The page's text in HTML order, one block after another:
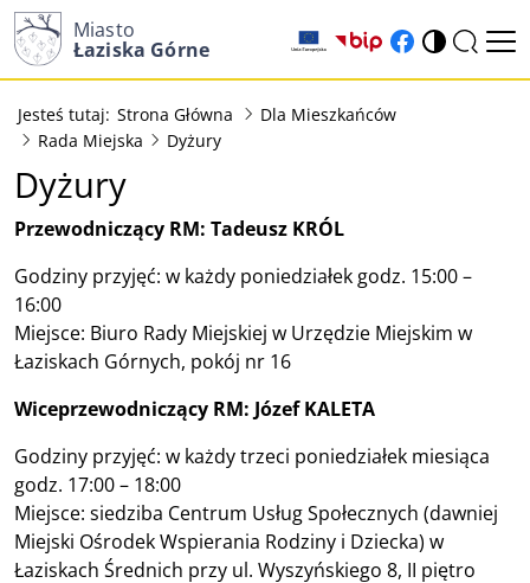
Miasto
Łaziska Górne (otwiera w
(otwiera w
Jesteś tutaj: Strona Główna
Dla Mieszkańców
Rada Miejska
Dyżury
Dyżury
Przewodniczący RM: Tadeusz KRÓL
Godziny przyjęć: w każdy poniedziałek godz. 15:00 –
16:00
Miejsce: Biuro Rady Miejskiej w Urzędzie Miejskim w
Łaziskach Górnych, pokój nr 16
Wiceprzewodniczący RM: Józef KALETA
Godziny przyjęć: w każdy trzeci poniedziałek miesiąca
godz. 17:00 – 18:00
Miejsce: siedziba Centrum Usług Społecznych (dawniej
Miejski Ośrodek Wspierania Rodziny i Dziecka) w
Łaziskach Średnich przy ul. Wyszyńskiego 8, II piętro